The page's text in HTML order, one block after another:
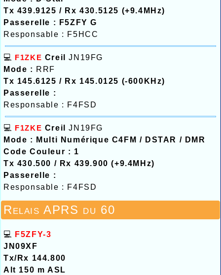
Tx 439.9125 / Rx 430.5125 (+9.4MHz)
Passerelle : F5ZFY G
Responsable : F5HCC
💻 F1ZKE CreilJN19FG
Mode : RRF
Tx 145.6125 / Rx 145.0125 (-600KHz)
Passerelle :
Responsable : F4FSD
💻 F1ZKE CreilJN19FG
Mode : Multi Numérique C4FM / DSTAR / DMR
Code Couleur : 1
Tx 430.500 / Rx 439.900 (+9.4MHz)
Passerelle :
Responsable : F4FSD
Relais APRS du 60
💻
F5ZFY-3
JN09XF
Tx/Rx 144.800
Alt 150 m ASL